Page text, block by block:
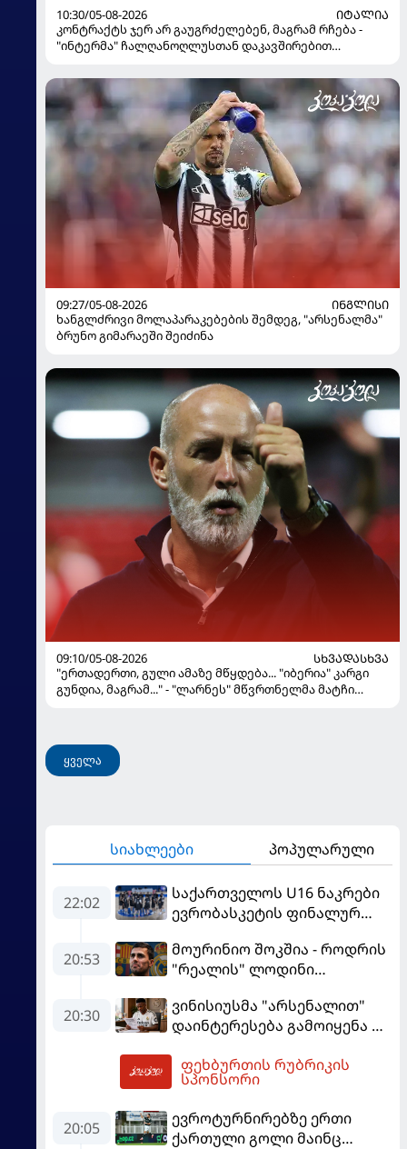
10:30/05-08-2026
ᲘᲢᲐᲚᲘᲐ
კონტრაქტს ჯერ არ გაუგრძელებენ, მაგრამ რჩება -
"ინტერმა" ჩალღანოღლუსთან დაკავშირებით
09:27/05-08-2026
ᲘᲜᲒᲚᲘᲡᲘ
ხანგლძრივი მოლაპარაკებების შემდეგ, "არსენალმა"
ბრუნო გიმარაეში შეიძინა
09:10/05-08-2026
ᲡᲮᲕᲐᲓᲐᲡᲮᲕᲐ
"ერთადერთი, გული ამაზე მწყდება... "იბერია" კარგი
გუნდია, მაგრამ..." - "ლარნეს" მწვრთნელმა მატჩი
ყველა
სიახლეები პოპულარული
22:02
საქართველოს U16 ნაკრები
ევრობასკეტის ფინალურ
ასპარეზობას იწყებს
20:53
მოურინიო შოკშია - როდრის
"რეალის" ლოდინი
"ბარსელონაში" გადადის
20:30
ვინისიუსმა "არსენალით"
დაინტერესება გამოიყენა და
მომგებიანად გააგრძელა
ფეხბურთის რუბრიკის
სპონსორი
20:05
ევროტურნირებზე ერთი
ქართული გოლი მაინც